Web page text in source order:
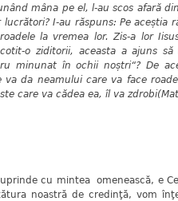
mâna pe el, l-au scos afară
I-au răspuns: Pe aceștia
la vremea lor. Zis-a lor
o ziditorii, aceasta a ajuns
minunat în ochii noștri“? De
da neamului care va face
care va cădea ea, îl va
cu mintea omenească, e
noastră de credinţă, vom